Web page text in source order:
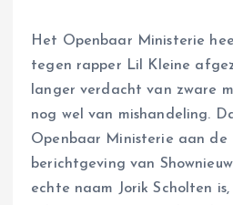
Het Openbaar Ministerie
tegen rapper Lil Kleine
langer verdacht van zware
nog wel van mishandeling.
Openbaar Ministerie aan de
berichtgeving van
echte naam Jorik Scholten